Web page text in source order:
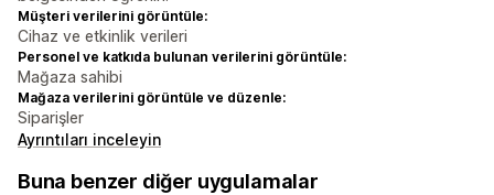
Müşteri verilerini görüntüle:
Cihaz ve etkinlik verileri
Personel ve katkıda bulunan verilerini görüntüle:
Mağaza sahibi
Mağaza verilerini görüntüle ve düzenle:
Siparişler
Ayrıntıları inceleyin
Buna benzer diğer uygulamalar